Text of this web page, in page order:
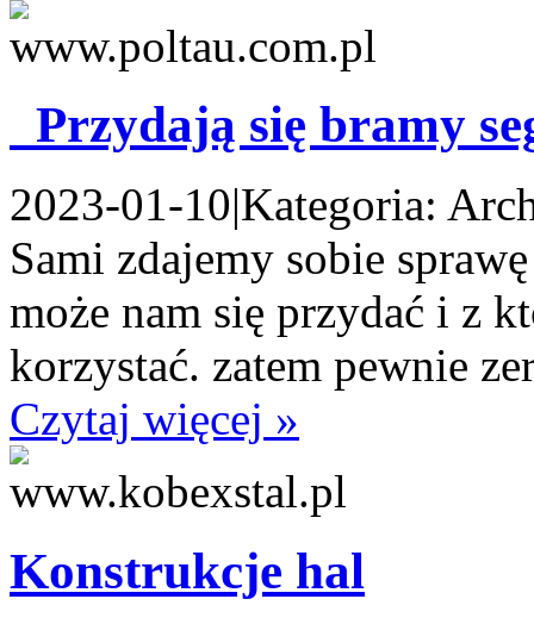
Przydają się bramy
2023-01-10|Kategoria:
Sami zdajemy sobie
może nam się przydać i z
korzystać. zatem pewnie
Czytaj więcej »
Konstrukcje hal